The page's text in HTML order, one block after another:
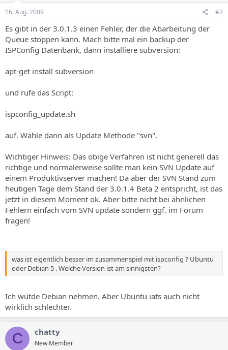
16. Aug. 2009 #2
Es gibt in der 3.0.1.3 einen Fehler, der die Abarbeitung der
Queue stoppen kann. Mach bitte mal ein backup der
ISPConfig Datenbank, dann installiere subversion:
apt-get install subversion
und rufe das Script:
ispconfig_update.sh
auf. Wähle dann als Update Methode "svn".
Wichtiger Hinweis: Das obige Verfahren ist nicht generell das
richtige und normalerweise sollte man kein SVN Update auf
einem Produktivserver machen! Da aber der SVN Stand zum
heutigen Tage dem Stand der 3.0.1.4 Beta 2 entspricht, ist das
jetzt in diesem Moment ok. Aber bitte nicht bei ähnlichen
Fehlern einfach vom SVN update sondern ggf. im Forum
fragen!
was ist eigentlich besser im zusammenspiel mit ispconfig ? Ubuntu
oder Debian 5 . Welche Version ist am sinnigsten?
Ich wütde Debian nehmen. Aber Ubuntu iats auch nicht
wirklich schlechter.
C chatty
New Member